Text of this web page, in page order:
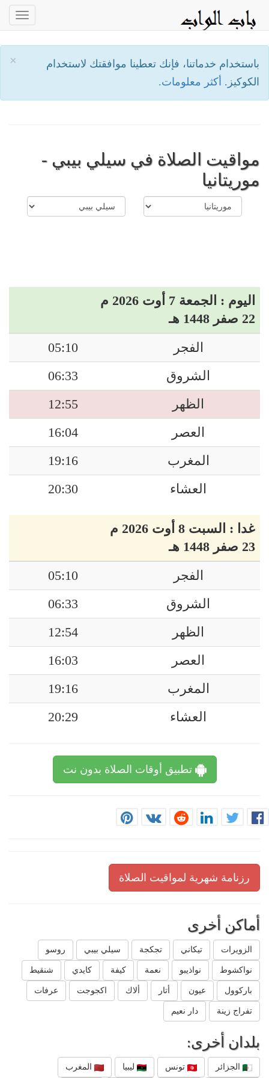
×
باستخدام خدماتنا، فإنك تعطينا موافقتك لاستخدام
الكوكيز. أكثر معلومات.
مواقيت الصلاة في سيلي بيبي -
موريتانيا
اليوم : الجمعة 7 أوت 2026 م
22 صفر 1448 هـ
الفجر
05:10
الشروق
06:33
الظهر
12:55
العصر
16:04
المغرب
19:16
العشاء
20:30
غدا : السبت 8 أوت 2026 م
23 صفر 1448 هـ
الفجر
05:10
الشروق
06:33
الظهر
12:54
العصر
16:03
المغرب
19:16
العشاء
20:29
تطبيق أوقات الصلاة بدون نت
رزنامة شهرية لمواقيت الصلاة
أماكن أخرى
الزويرات تيكاني تجكجة سيلي بيبي روسو
نواكشوط نواذيبو نعمة كيفة كايدي شنقيط
باركوول عيون أتار ألاك اكجوجت عرفات
تفراج زينة دار نعيم
بلدان أخرى:
الجزائر تونس ليبيا المغرب